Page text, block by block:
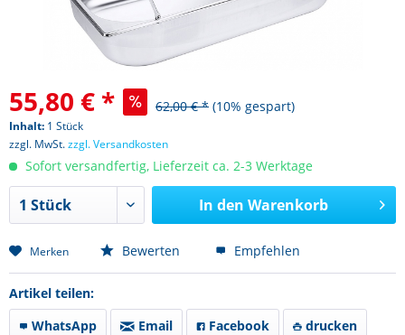
55,80 € * 62,00 € * (10% gespart)
Inhalt: 1 Stück
zzgl. MwSt.zzgl. Versandkosten
Sofort versandfertig, Lieferzeit ca. 2-3 Werktage
In den Warenkorb
Merken Bewerten Empfehlen
Artikel teilen:
WhatsApp
Email Facebook drucken